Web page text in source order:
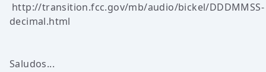
http://transition.fcc.gov/mb/audio/bickel/DDDMMSS-
decimal.html
Saludos...